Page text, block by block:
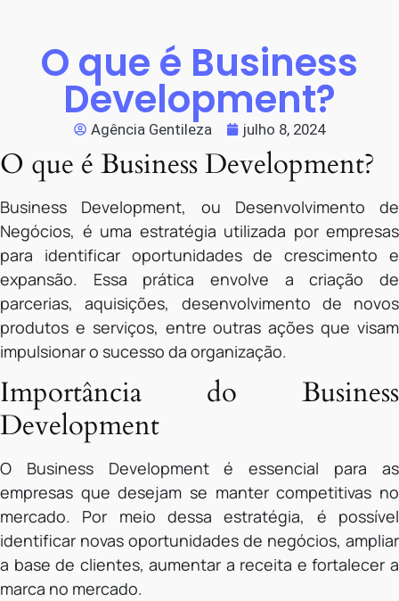
O que é Business
Development?
Agência Gentileza julho 8, 2024
O que é Business Development?
Business Development, ou Desenvolvimento de
Negócios, é uma estratégia utilizada por empresas
para identificar oportunidades de crescimento e
expansão. Essa prática envolve a criação de
parcerias, aquisições, desenvolvimento de novos
produtos e serviços, entre outras ações que visam
impulsionar o sucesso da organização.
Importância do Business
Development
O Business Development é essencial para as
empresas que desejam se manter competitivas no
mercado. Por meio dessa estratégia, é possível
identificar novas oportunidades de negócios, ampliar
a base de clientes, aumentar a receita e fortalecer a
marca no mercado.